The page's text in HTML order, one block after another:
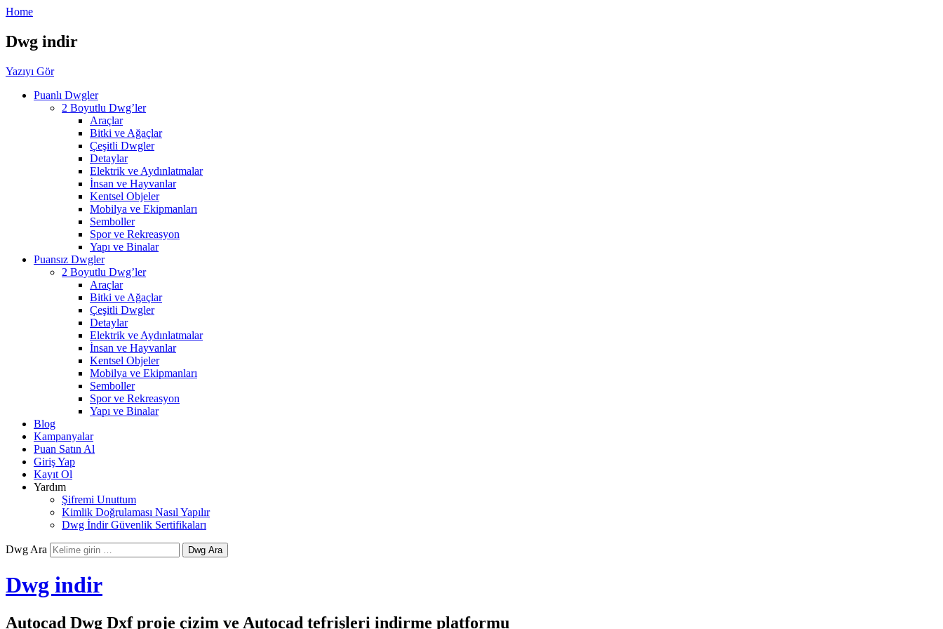
Home
Dwg indir
Yazıyı Gör
Puanlı Dwgler
2 Boyutlu Dwg’ler
Araçlar
Bitki ve Ağaçlar
Çeşitli Dwgler
Detaylar
Elektrik ve Aydınlatmalar
İnsan ve Hayvanlar
Kentsel Objeler
Mobilya ve Ekipmanları
Semboller
Spor ve Rekreasyon
Yapı ve Binalar
Puansız Dwgler
2 Boyutlu Dwg’ler
Araçlar
Bitki ve Ağaçlar
Çeşitli Dwgler
Detaylar
Elektrik ve Aydınlatmalar
İnsan ve Hayvanlar
Kentsel Objeler
Mobilya ve Ekipmanları
Semboller
Spor ve Rekreasyon
Yapı ve Binalar
Blog
Kampanyalar
Puan Satın Al
Giriş Yap
Kayıt Ol
Yardım
Şifremi Unuttum
Kimlik Doğrulaması Nasıl Yapılır
Dwg İndir Güvenlik Sertifikaları
Dwg Ara
Dwg indir
Autocad Dwg Dxf proje çizim ve Autocad tefrişleri indirme platformu